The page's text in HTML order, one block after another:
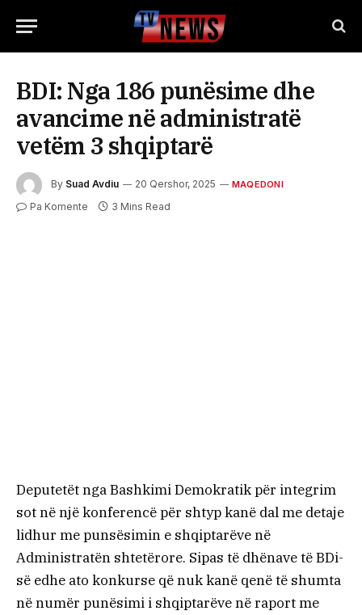
BDI: Nga 186 punësime dhe
avancime në administratë
vetëm 3 shqiptarë
By Suad Avdiu 20 Qershor, 2025 MAQEDONI
Pa Komente 3 Mins Read
Deputetët nga Bashkimi Demokratik për integrim
sot në një konferencë për shtyp kanë dal me detaje
lidhur me punsësimin e shqiptarëve në
Administratën shtetërore. Sipas të dhënave të BDi-
së edhe ato konkurse që nuk kanë qenë të shumta
në numër punësimi i shqiptarëve në raport me